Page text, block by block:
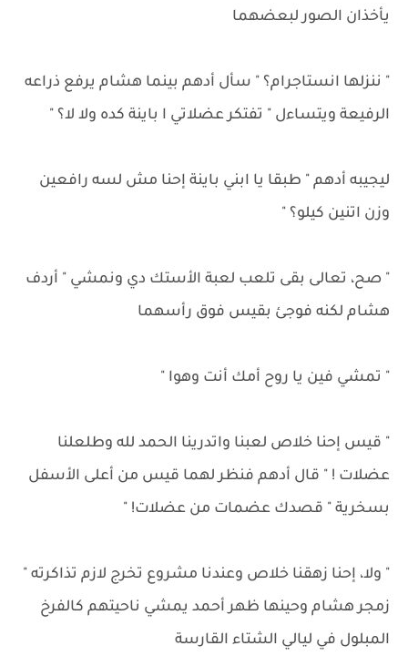
يأخذان الصور لبعضهما
" ننزلها انستاجرام؟ " سأل أدهم بينما هشام يرفع ذراعه
الرفيعة ويتساءل " تفتكر عضلاتي ا باينة كده ولا لا؟ "
ليجيبه أدهم " طبقا يا ابني باينة إحنا مش لسه رافعين
وزن اتنين كيلو؟ "
" صح، تعالى بقى تلعب لعبة الأستك دي ونمشي " أردف
هشام لكنه فوجئ بقيس فوق رأسهما
" تمشي فين يا روح أمك أنت وهوا "
" قيس إحنا خلاص لعبنا واتدرينا الحمد لله وطلعلنا
عضلات ! " قال أدهم فنظر لهما قيس من أعلى الأسفل
بسخرية " قصدك عضمات من عضلات! "
" ولا، إحنا زهقنا خلاص وعندنا مشروع تخرج لازم تذاكرته "
زمجر هشام وحينها ظهر أحمد يمشي ناحيتهم كالفرخ
المبلول في ليالي الشتاء القارسة